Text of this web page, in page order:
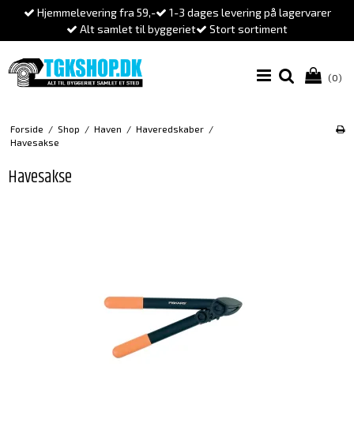
Hjemmelevering fra 59,-
1-3 dages levering på lagervarer
Alt samlet til byggeriet
Stort sortiment
(0)
Forside / Shop / Haven / Haveredskaber /
Havesakse
Havesakse